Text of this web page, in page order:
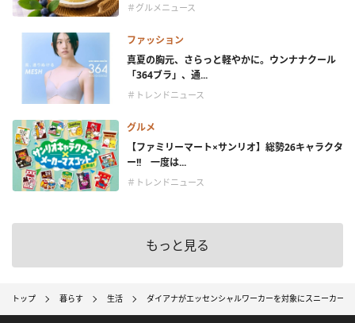
＃グルメニュース
ファッション
真夏の胸元、さらっと軽やかに。ウンナナクール
「364ブラ」、通...
＃トレンドニュース
グルメ
【ファミリーマート×サンリオ】総勢26キャラクタ
ー!! 一度は...
＃トレンドニュース
もっと見る
トップ 暮らす 生活 ダイアナがエッセンシャルワーカーを対象にスニーカー